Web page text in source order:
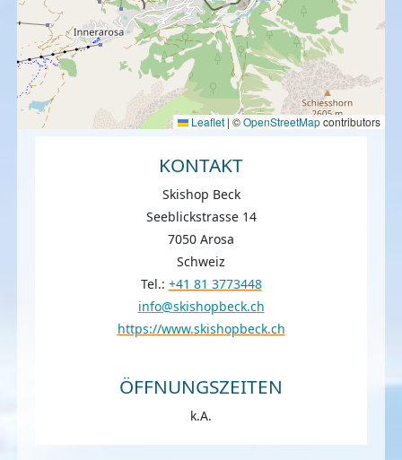
Leaflet | ©OpenStreetMapcontributors
KONTAKT
Skishop Beck
Seeblickstrasse 14
7050 Arosa
Schweiz
Tel.: +41 81 3773448
info@skishopbeck.ch
https://www.skishopbeck.ch
ÖFFNUNGSZEITEN
k.A.